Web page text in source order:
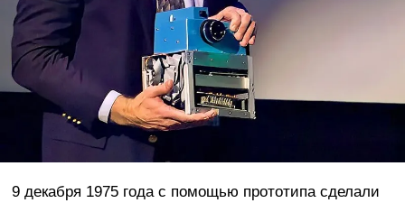
9 декабря 1975 года с помощью прототипа сделали